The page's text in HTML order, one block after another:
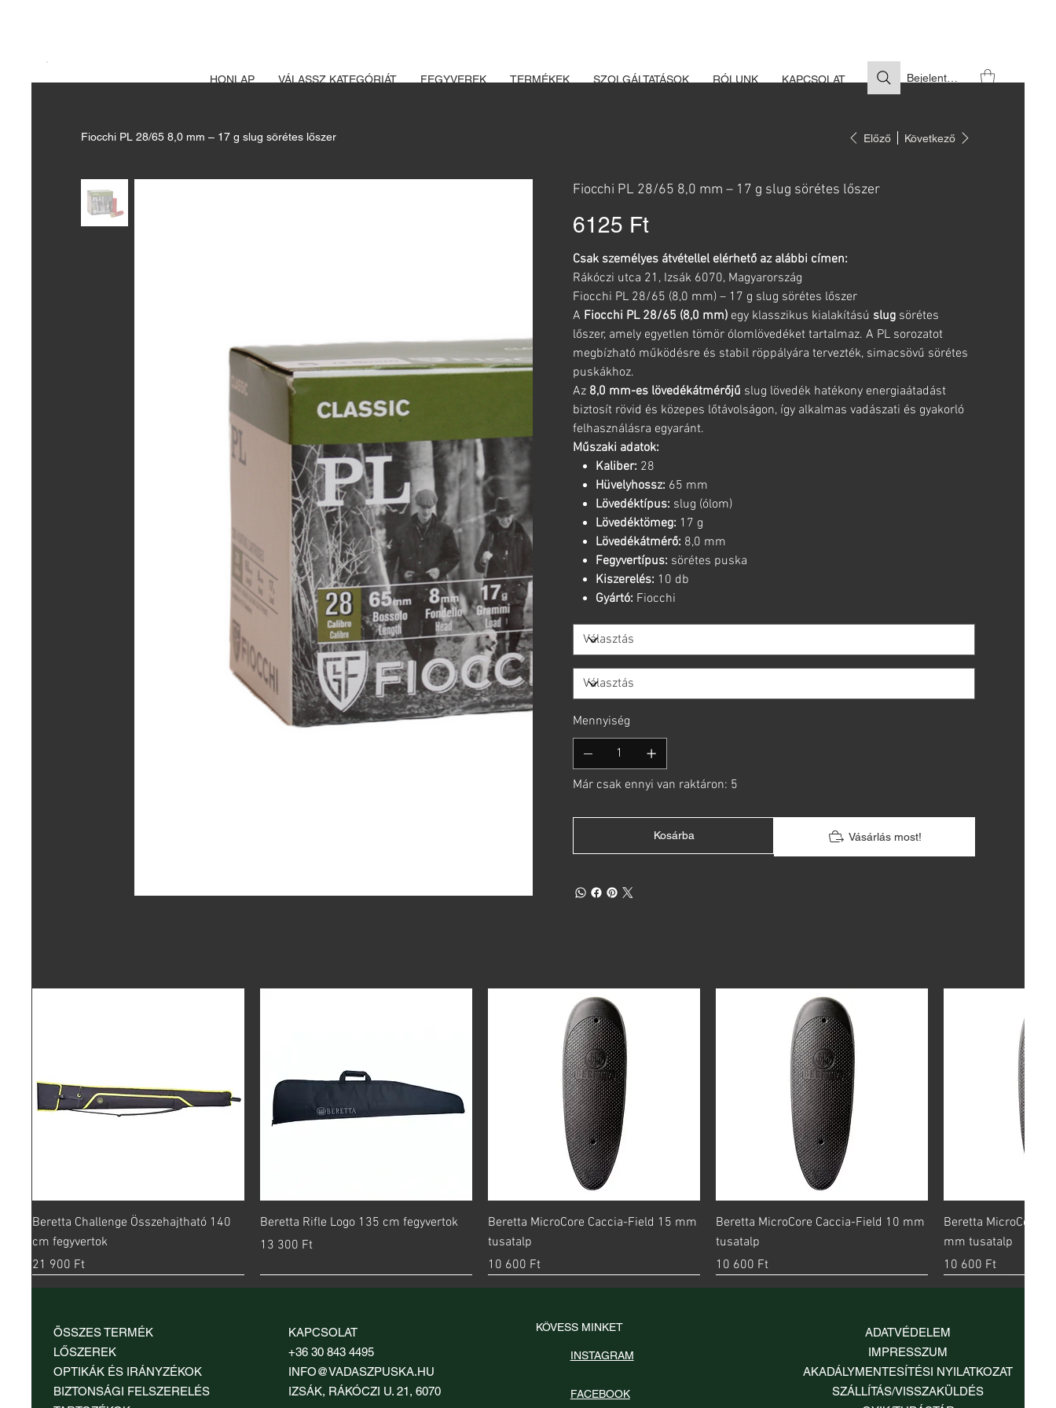
Bejelentkezés
HONLAP VÁLASSZ KATEGÓRIÁT FEGYVEREK TERMÉKEK SZOLGÁLTATÁSOK RÓLUNK KAPCSOLAT
Fiocchi PL 28/65 8,0 mm – 17 g slug sörétes lőszer Előző Következő
Fiocchi PL 28/65 8,0 mm – 17 g slug sörétes lőszer
6125 Ft
Csak személyes átvétellel elérhető az alábbi címen:
Rákóczi utca 21, Izsák 6070, Magyarország
Fiocchi PL 28/65 (8,0 mm) – 17 g slug sörétes lőszer
A Fiocchi PL 28/65 (8,0 mm)egy klasszikus kialakítású slugsörétes
lőszer, amely egyetlen tömör ólomlövedéket tartalmaz. A PL sorozatot
megbízható működésre és stabil röppályára tervezték, simacsövű sörétes
puskákhoz.
Az 8,0 mm-es lövedékátmérőjű slug lövedék hatékony energiaátadást
biztosít rövid és közepes lőtávolságon, így alkalmas vadászati és gyakorló
felhasználásra egyaránt.
Műszaki adatok:
Kaliber: 28
Hüvelyhossz: 65 mm
Lövedéktípus: slug (ólom)
Lövedéktömeg: 17 g
Lövedékátmérő: 8,0 mm
Fegyvertípus: sörétes puska
Kiszerelés: 10 db
Gyártó: Fiocchi
Mennyiség
Már csak ennyi van raktáron: 5
Kosárba Vásárlás most!
Gyorsnézet
Beretta Challenge Összehajtható 140
cm fegyvertok
Ár
21 900 Ft
Gyorsnézet
Beretta Rifle Logo 135 cm fegyvertok
Ár
13 300 Ft
Gyorsnézet
Beretta MicroCore Caccia-Field 15 mm
tusatalp
Ár
10 600 Ft
Gyorsnézet
Beretta MicroCore Caccia-Field 10 mm
tusatalp
Ár
10 600 Ft
Beretta MicroCore
mm tusatalp
Ár
10 600 Ft
ADATVÉDELEM
IMPRESSZUM
AKADÁLYMENTESÍTÉSI NYILATKOZAT
SZÁLLÍTÁS/VISSZAKÜLDÉS
ÖSSZES TERMÉK
LŐSZEREK
OPTIKÁK ÉS IRÁNYZÉKOK
BIZTONSÁGI FELSZERELÉS
KÖVESS MINKET
INSTAGRAM
FACEBOOK
KAPCSOLAT
+36 30 843 4495
INFO@VADASZPUSKA.HU
IZSÁK, RÁKÓCZI U. 21, 6070